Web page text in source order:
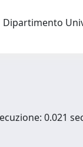
Dipartimento
0.021